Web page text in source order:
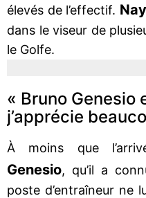
élevés de l’effectif.
dans le viseur de
le Golfe.
« Bruno Genesio
j’apprécie
À moins que
Genesio, qu’il a
poste d’entraîneur ne